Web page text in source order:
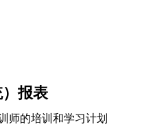
报表
师的培训和学习计划